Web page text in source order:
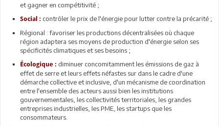
et gagner en compétitivité ;
Social : contrôler le prix de l'énergie pour lutter contre la précarité ;
Régional : favoriser les productions décentralisées où chaque
région adaptera ses moyens de production d'énergie selon ses
spécificités climatiques et ses besoins ;
Écologique : diminuer concomitamment les émissions de gaz à
effet de serre et leurs effets néfastes sur dans le cadre d'une
démarche collective et inclusive, d'un mécanisme de coordination
entre l'ensemble des acteurs aussi bien les institutions
gouvernementales, les collectivités territoriales, les grandes
entreprises industrielles, les PME, les startups que les
consommateurs.